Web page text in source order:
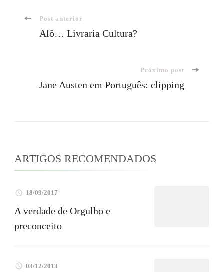
Navegação
post
Post anterior
Alô… Livraria Cultura?
Próximo post
Jane Austen em Português: clipping
ARTIGOS RECOMENDADOS
18/09/2017
A verdade de Orgulho e
preconceito
03/12/2013